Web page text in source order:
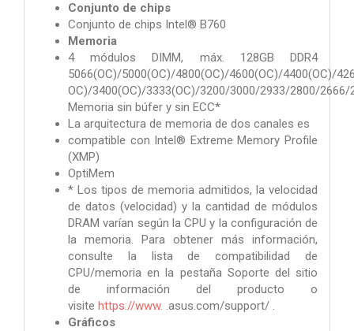
Conjunto de chips
Conjunto de chips Intel® B760
Memoria
4 módulos DIMM, máx. 128GB DDR4
5066(OC)/5000(OC)/4800(OC)/4600(OC)/4400(OC)/
OC)/3400(OC)/3333(OC)/3200/3000/2933/2800/2666/
Memoria sin búfer y sin ECC*
La arquitectura de memoria de dos canales es
compatible con Intel® Extreme Memory Profile
(XMP)
OptiMem
* Los tipos de memoria admitidos, la velocidad
de datos (velocidad) y la cantidad de módulos
DRAM varían según la CPU y la configuración de
la memoria. Para obtener más información,
consulte la lista de compatibilidad de
CPU/memoria en la pestaña Soporte del sitio
de información del producto o
visite https://www. .asus.com/support/ .
Gráficos